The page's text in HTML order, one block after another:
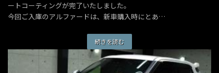
ートコーティングが完了いたしました。
今回ご入庫のアルファードは、新車購入時にとあ…
続きを読む